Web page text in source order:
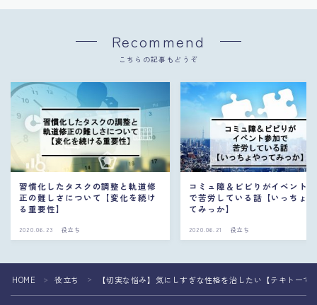
Recommend
こちらの記事もどうぞ
習慣化したタスクの調整と軌道修
正の難しさについて【変化を続け
る重要性】
2020.06.23 役立ち
コミュ障＆ビビりがイベント
で苦労している話【いっちょ
てみっか】
2020.06.21 役立ち
HOME ＞ 役立ち ＞ 【切実な悩み】気にしすぎな性格を治したい【テキトーで